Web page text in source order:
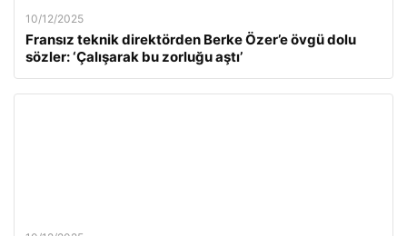
10/12/2025
Fransız teknik direktörden Berke Özer’e övgü dolu
sözler: ‘Çalışarak bu zorluğu aştı’